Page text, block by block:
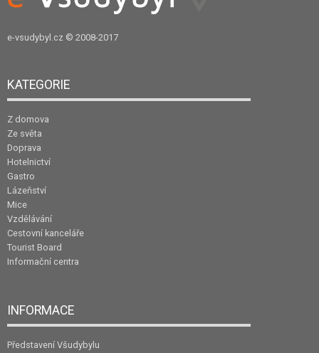
e-vsudybyl.cz © 2008-2017
KATEGORIE
Z domova
Ze světa
Doprava
Hotelnictví
Gastro
Lázeňství
Mice
Vzdělávání
Cestovní kanceláře
Tourist Board
Informační centra
INFORMACE
Představení Všudybylu